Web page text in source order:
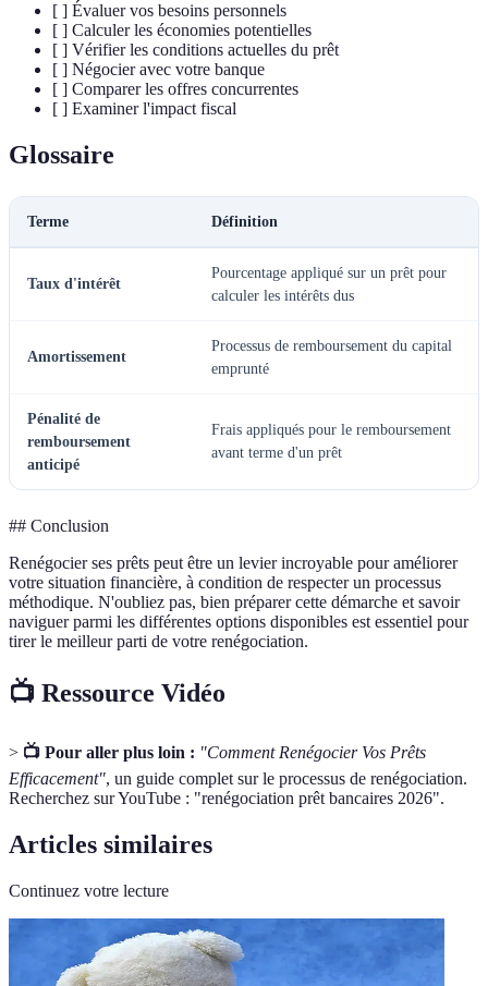
[ ] Évaluer vos besoins personnels
[ ] Calculer les économies potentielles
[ ] Vérifier les conditions actuelles du prêt
[ ] Négocier avec votre banque
[ ] Comparer les offres concurrentes
[ ] Examiner l'impact fiscal
Glossaire
Terme Définition
Taux d'intérêt
Pourcentage appliqué sur un prêt pour
calculer les intérêts dus
Amortissement
Processus de remboursement du capital
emprunté
Pénalité de
remboursement
anticipé
Frais appliqués pour le remboursement
avant terme d'un prêt
## Conclusion
Renégocier ses prêts peut être un levier incroyable pour améliorer
votre situation financière, à condition de respecter un processus
méthodique. N'oubliez pas, bien préparer cette démarche et savoir
naviguer parmi les différentes options disponibles est essentiel pour
tirer le meilleur parti de votre renégociation.
📺 Ressource Vidéo
> 📺 Pour aller plus loin : "Comment Renégocier Vos Prêts
Efficacement", un guide complet sur le processus de renégociation.
Recherchez sur YouTube : "renégociation prêt bancaires 2026".
Articles similaires
Continuez votre lecture